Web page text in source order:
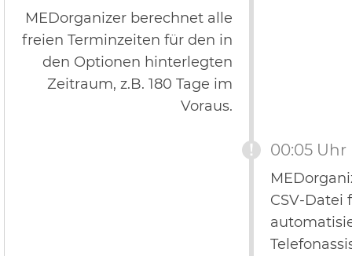
MEDorganizer berechnet alle
freien Terminzeiten für den in
den Optionen hinterlegten
Zeitraum, z.B. 180 Tage im
Voraus.
00:05 Uhr
CSV-Datei